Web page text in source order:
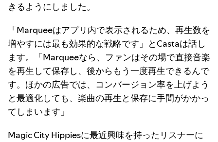
きるようにしました。
「Marqueeはアプリ内で表示されるため、再生数を
増やすには最も効果的な戦略です」とCastaは話し
ます。「Marqueeなら、ファンはその場で直接音楽
を再生して保存し、後からもう一度再生できるんで
す。ほかの広告では、コンバージョン率を上げよう
と最適化しても、楽曲の再生と保存に手間がかかっ
てしまいます」
Magic City Hippiesに最近興味を持ったリスナーに